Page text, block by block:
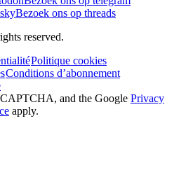
Bezoek ons op threads
reserved.
Politique cookies
Conditions d’abonnement
and the Google Privacy
apply.